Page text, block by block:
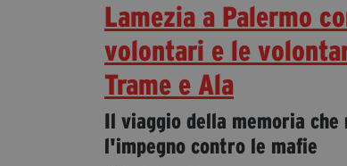
Lamezia a Palermo
volontari e le
Trame e Ala
Il viaggio della memoria che
l'impegno contro le mafie